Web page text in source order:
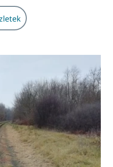
terv